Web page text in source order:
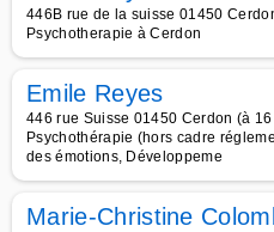
446B rue de la suisse 01450
Psychotherapie à Cerdon
Emile Reyes
446 rue Suisse 01450 Cerdon (à
Psychothérapie (hors cadre
des émotions, Développeme
Marie-Christine